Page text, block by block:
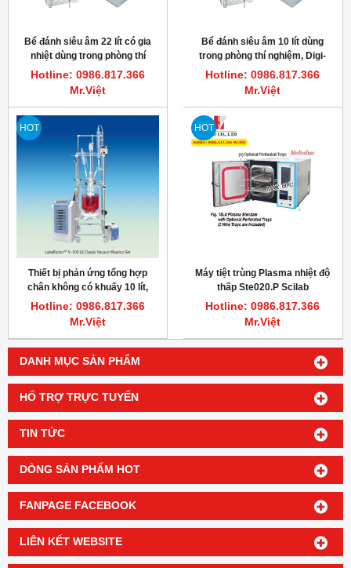
DANH MỤC SẢN PHẨM
HỔ TRỢ TRỰC TUYẾN
TIN TỨC
DÒNG SẢN PHẨM HOT
FANPAGE FACEBOOK
LIÊN KẾT WEBSITE
Bể đánh siêu âm 22 lít có gia
nhiệt dùng trong phòng thí
nghiệm, Digi-22H Scilab Korea
Hotline: 0986.817.366
Mr.Việt
Bể đánh siêu âm 10 lít dùng
trong phòng thí nghiệm, Digi-
10H Scilab Korea
Hotline: 0986.817.366
Mr.Việt
HOT
Thiết bị phản ứng tổng hợp
chân không có khuấy 10 lít,
Scilab “GR-10L”
Hotline: 0986.817.366
Mr.Việt
HOT
Máy tiệt trùng Plasma nhiệt độ
thấp Ste020.P Scilab
Hotline: 0986.817.366
Mr.Việt